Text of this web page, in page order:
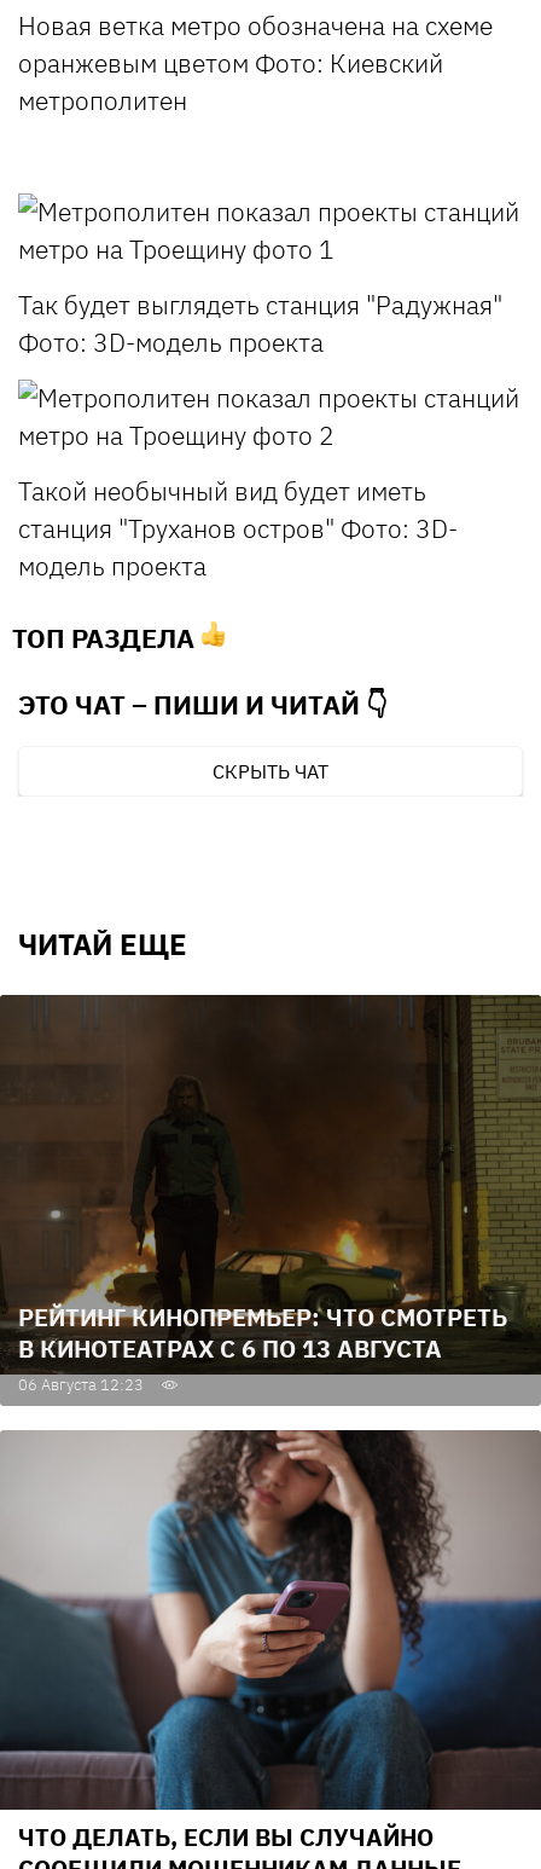
Новая ветка метро обозначена на схеме
оранжевым цветом Фото: Киевский
метрополитен
Так будет выглядеть станция "Радужная"
Фото: 3D-модель проекта
Такой необычный вид будет иметь
станция "Труханов остров" Фото: 3D-
модель проекта
ТОП РАЗДЕЛА
ЭТО ЧАТ – ПИШИ И ЧИТАЙ 👇
СКРЫТЬ ЧАТ
ЧИТАЙ ЕЩЕ
РЕЙТИНГ КИНОПРЕМЬЕР: ЧТО СМОТРЕТЬ
В КИНОТЕАТРАХ С 6 ПО 13 АВГУСТА
06 Августа 12:23
ЧТО ДЕЛАТЬ, ЕСЛИ ВЫ СЛУЧАЙНО